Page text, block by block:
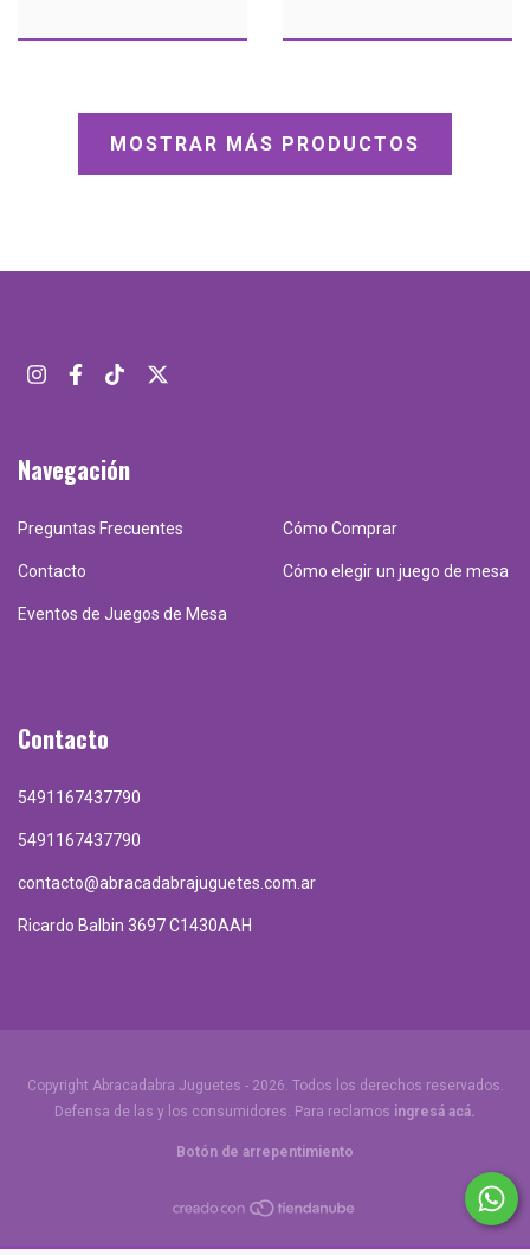
MOSTRAR MÁS PRODUCTOS
Navegación
Preguntas Frecuentes Cómo Comprar
Contacto Cómo elegir un juego de mesa
Eventos de Juegos de Mesa
Contacto
5491167437790
5491167437790
contacto@abracadabrajuguetes.com.ar
Ricardo Balbin 3697 C1430AAH
Copyright Abracadabra Juguetes - 2026. Todos los derechos reservados.
Defensa de las y los consumidores. Para reclamos ingresá acá.
Botón de arrepentimiento